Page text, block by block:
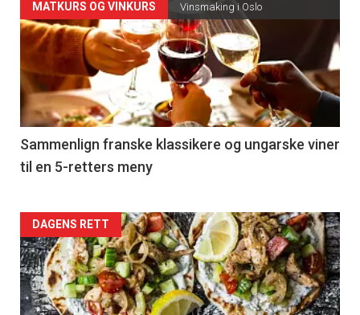
Forsiden
akkurat
nå
-
5
MATKURS OG VINKURS Vinsmaking i Oslo
Sammenlign franske klassikere og ungarske viner
til en 5-retters meny
Forsiden
akkurat
nå
DAGENS RETT